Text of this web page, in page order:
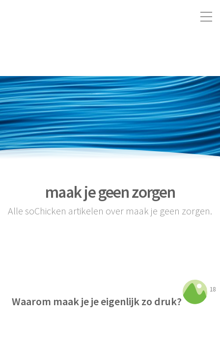
maak je geen zorgen
Alle soChicken artikelen over maak je geen zorgen.
18
Waarom maak je je eigenlijk zo druk?